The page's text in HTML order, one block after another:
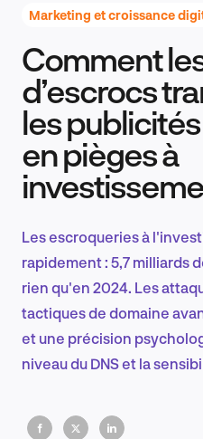
Recherche et
Tendances
Marketing et croissance
Comment
d’escrocs
les
en pièges à
Les escroqueries à
rapidement : 5,7 milliards
rien qu'en 2024. Les
tactiques de domaine
et une précision
niveau du DNS et la
confiance et à la